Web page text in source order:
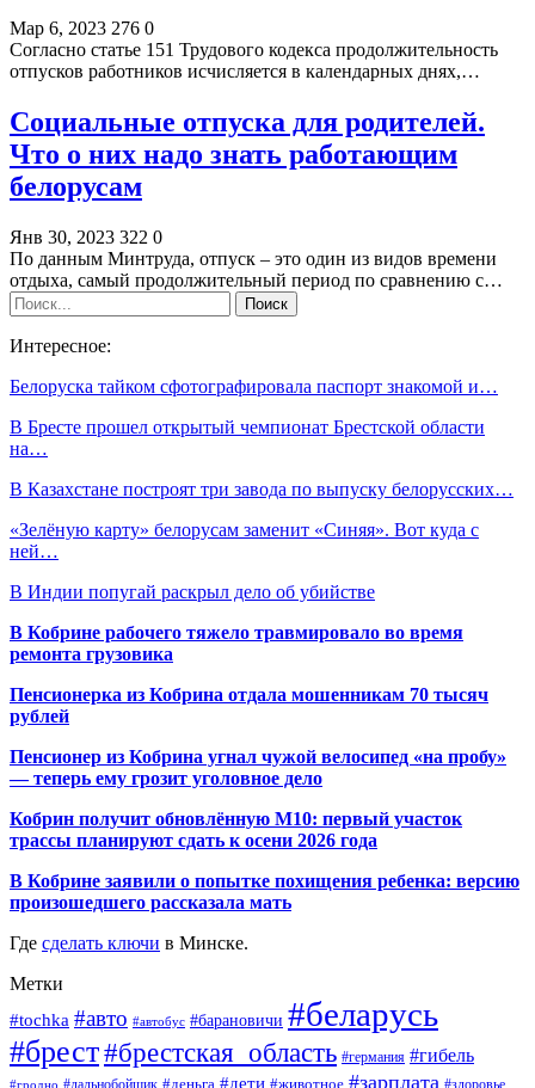
Мар 6, 2023 276 0
Согласно статье 151 Трудового кодекса продолжительность
отпусков работников исчисляется в календарных днях,…
Социальные отпуска для родителей.
Что о них надо знать работающим
белорусам
Янв 30, 2023 322 0
По данным Минтруда, отпуск – это один из видов времени
отдыха, самый продолжительный период по сравнению с…
Интересное:
Белоруска тайком сфотографировала паспорт знакомой и…
В Бресте прошел открытый чемпионат Брестской области
на…
В Казахстане построят три завода по выпуску белорусских…
«Зелёную карту» белорусам заменит «Синяя». Вот куда с
ней…
В Индии попугай раскрыл дело об убийстве
В Кобрине рабочего тяжело травмировало во время
ремонта грузовика
Пенсионерка из Кобрина отдала мошенникам 70 тысяч
рублей
Пенсионер из Кобрина угнал чужой велосипед «на пробу»
— теперь ему грозит уголовное дело
Кобрин получит обновлённую М10: первый участок
трассы планируют сдать к осени 2026 года
В Кобрине заявили о попытке похищения ребенка: версию
произошедшего рассказала мать
Где сделать ключи в Минске.
Метки
#tochka #авто #автобус #барановичи #беларусь
#брест#брестская_область #германия #гибель
#гродно #дальнобойщик #деньга #дети #животное #зарплата #здоровье